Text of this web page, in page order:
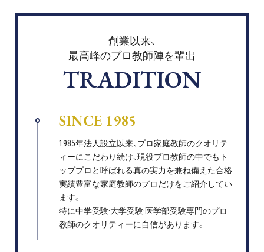
創業以来、
最高峰のプロ教師陣を輩出
TRADITION
SINCE 1985
1985年法人設立以来、プロ家庭教師のクオリテ
ィーにこだわり続け、現役プロ教師の中でもト
ッププロと呼ばれる真の実力を兼ね備えた合格
実績豊富な家庭教師のプロだけをご紹介してい
ます。
特に中学受験·大学受験·医学部受験専門のプロ
教師のクオリティーに自信があります。